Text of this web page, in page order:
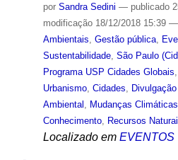
por Sandra Sedini — publicado
modificação18/12/2018 15:39 —
Ambientais Gestão pública,
Sustentabilidade, São Paulo
Programa USP Cidades Globais
Urbanismo, Cidades
Ambiental
Mudanças Climáticas
Conhecimento, Recursos
Localizado em EVENTOS